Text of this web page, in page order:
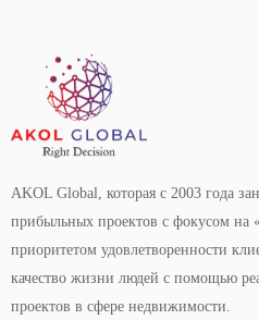
AKOL Global, которая с 2003 года
прибыльных проектов с фокусом на
приоритетом удовлетворенности
качество жизни людей с помощью
проектов в сфере недвижимости.